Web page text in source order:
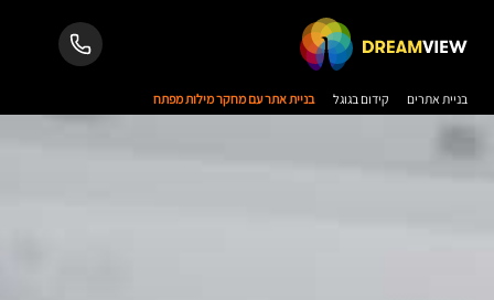
בניית אתרים קידום בגוגל בניית אתר עם מחקר מילות מפתח